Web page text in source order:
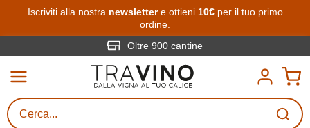
Passa al contenuto principale
Iscriviti alla nostra newslettere ottieni 10€per il tuo primo
ordine.
Oltre 900 cantine
Ricerca vini
Inserisci almeno 3 caratteri